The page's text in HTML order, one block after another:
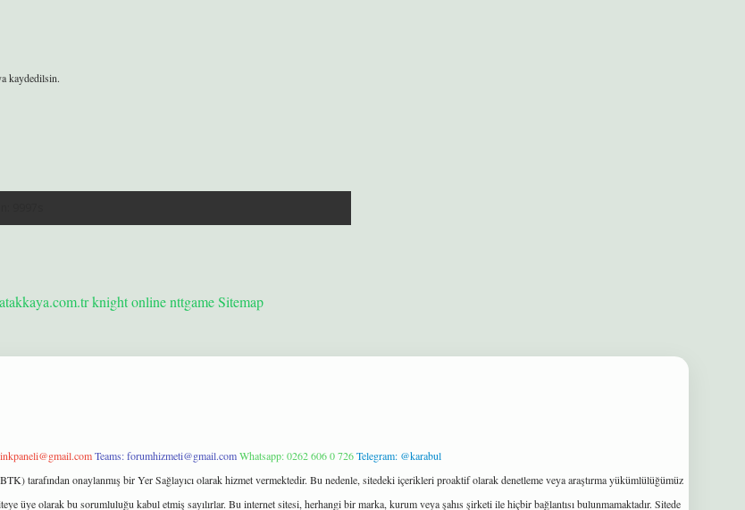
kaydedilsin.
knight onlinenttgameSitemap
Teams:forumhizmeti@gmail.comWhatsapp: 0262 606 0 726Telegram: @karabul
tarafından onaylanmış bir Yer Sağlayıcı olarak hizmet vermektedir. Bu nedenle, sitedeki içerikleri proaktif olarak denetleme veya araştırma yükümlülüğümüz
üye olarak bu sorumluluğu kabul etmiş sayılırlar. Bu internet sitesi, herhangi bir marka, kurum veya şahıs şirketi ile hiçbir bağlantısı bulunmamaktadır. Sitede